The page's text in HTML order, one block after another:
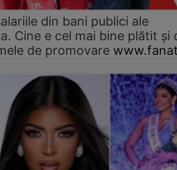
din bani publici ale
Cine e cel mai bine plătit și
de promovare